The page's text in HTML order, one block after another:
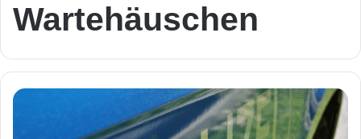
Wartehäuschen